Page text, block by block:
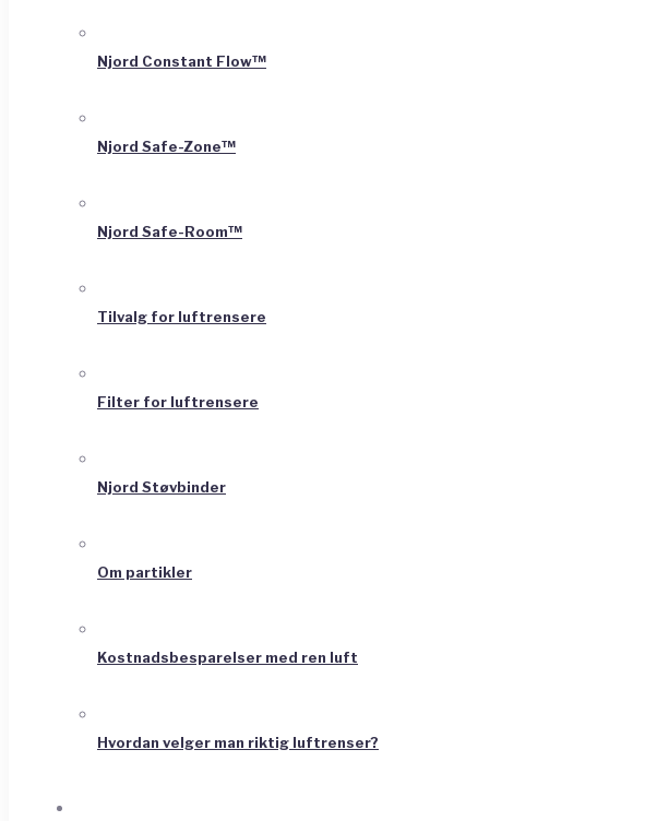
Njord Constant Flow™
Njord Safe-Zone™
Njord Safe-Room™
Tilvalg for luftrensere
Filter for luftrensere
Njord Støvbinder
Om partikler
Kostnadsbesparelser med ren luft
Hvordan velger man riktig luftrenser?